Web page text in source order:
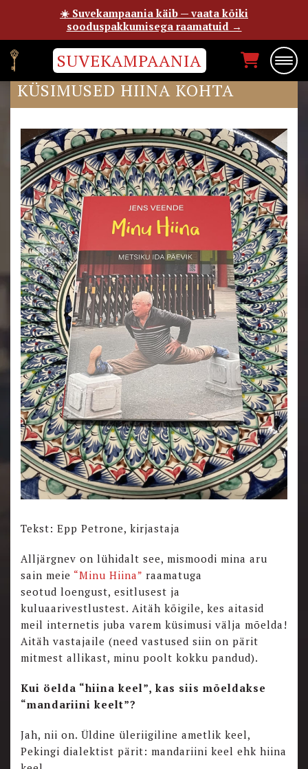
SUVEKAMPAANIA
KORDUMA KIPPUVAD
KÜSIMUSED HIINA KOHTA
Tekst: Epp Petrone, kirjastaja
Alljärgnev on lühidalt see, mismoodi mina aru
sain meie “Minu Hiina” raamatuga
seotud loengust, esitlusest ja
kuluaarivestlustest. Aitäh kõigile, kes aitasid
meil internetis juba varem küsimusi välja mõelda!
Aitäh vastajaile (need vastused siin on pärit
mitmest allikast, minu poolt kokku pandud).
Kui öelda “hiina keel”, kas siis mõeldakse
“mandariini keelt”?
Jah, nii on. Üldine üleriigiline ametlik keel,
Pekingi dialektist pärit: mandariini keel ehk hiina
☀️ Suvekampaania käib — vaata kõiki
sooduspakkumisega raamatuid →